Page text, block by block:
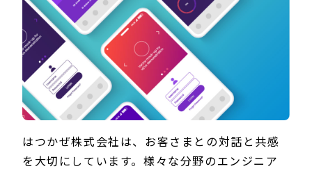
はつかぜ株式会社は、お客さまとの対話と共感
を大切にしています。様々な分野のエンジニア